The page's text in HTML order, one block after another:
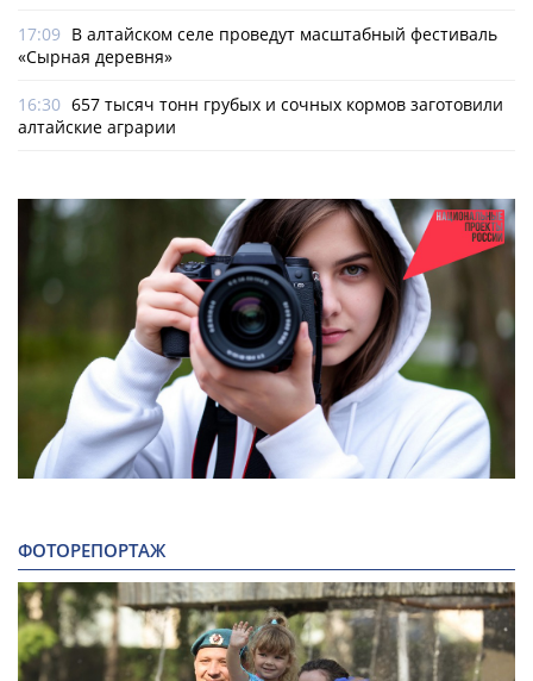
17:09 В алтайском селе проведут масштабный фестиваль
«Сырная деревня»
16:30 657 тысяч тонн грубых и сочных кормов заготовили
алтайские аграрии
ФОТОРЕПОРТАЖ